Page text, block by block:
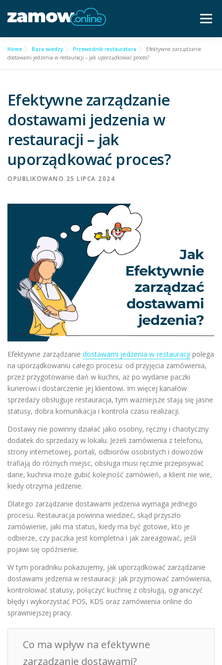
do
Menu
Dla gastronomii ▿ Cennik Częste pytania
Baza wiedzy
Bezpłatna konsultacja
Home Baza wiedzy Przewodnik restauratora
Efektywne zarządzanie
dostawami jedzenia w restauracji – jak uporządkować proces?
Efektywne zarządzanie
dostawami jedzenia w
restauracji – jak
uporządkować proces?
OPUBLIKOWANO 25 LIPCA 2024
Efektywne zarządzanie dostawami jedzenia w restauracji polega
na uporządkowaniu całego procesu: od przyjęcia zamówienia,
przez przygotowanie dań w kuchni, aż po wydanie paczki
kurierowi i dostarczenie jej klientowi. Im więcej kanałów
sprzedaży obsługuje restauracja, tym ważniejsze stają się jasne
statusy, dobra komunikacja i kontrola czasu realizacji.
Dostawy nie powinny działać jako osobny, ręczny i chaotyczny
dodatek do sprzedaży w lokalu. Jeżeli zamówienia z telefonu,
strony internetowej, portali, odbiorów osobistych i dowozów
trafiają do różnych miejsc, obsługa musi ręcznie przepisywać
dane, kuchnia może gubić kolejność zamówień, a klient nie wie,
kiedy otrzyma jedzenie.
Dlatego zarządzanie dostawami jedzenia wymaga jednego
procesu. Restauracja powinna wiedzieć, skąd przyszło
zamówienie, jaki ma status, kiedy ma być gotowe, kto je
odbierze, czy paczka jest kompletna i jak zareagować, jeśli
pojawi się opóźnienie.
W tym poradniku pokazujemy, jak uporządkować zarządzanie
dostawami jedzenia w restauracji: jak przyjmować zamówienia,
kontrolować statusy, połączyć kuchnię z obsługą, ograniczyć
błędy i wykorzystać POS, KDS oraz zamówienia online do
sprawniejszej pracy.
Co ma wpływ na efektywne
zarządzanie dostawami?